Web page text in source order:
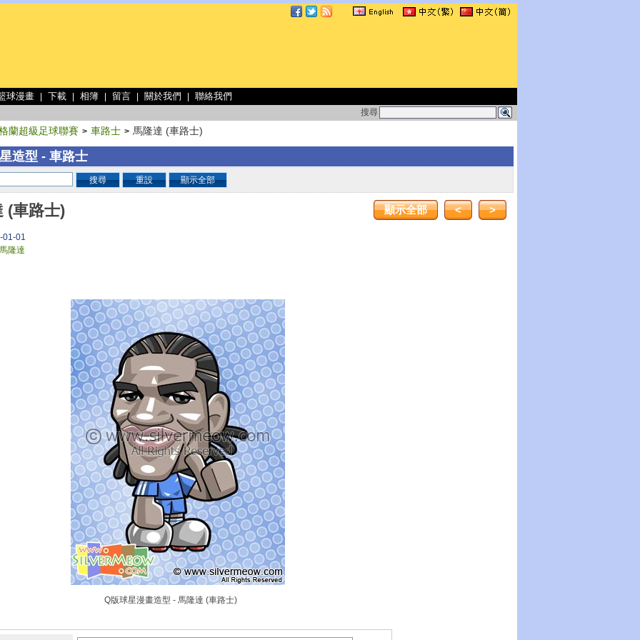
球漫畫 下載 相簿 留言 關於我們 聯絡我們
搜尋
蘭超級足球聯賽 > 車路士 > 馬隆達 (車路士)
造型 - 車路士
搜尋 重設 顯示全部
(車路士) 顯示全部 < >
01-01
馬隆達
Q版球星漫畫造型 - 馬隆達 (車路士)